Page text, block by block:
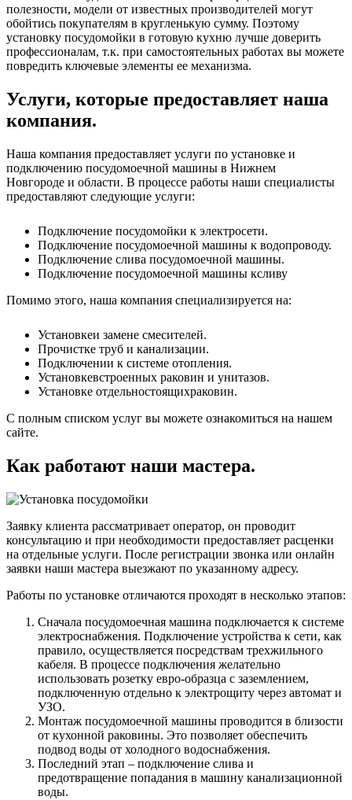
полезности, модели от известных производителей могут
обойтись покупателям в кругленькую сумму. Поэтому
установку посудомойки в готовую кухню лучше доверить
профессионалам, т.к. при самостоятельных работах вы можете
повредить ключевые элементы ее механизма.
Услуги, которые предоставляет наша
компания.
Наша компания предоставляет услуги по установке и
подключению посудомоечной машины в Нижнем
Новгороде и области. В процессе работы наши специалисты
предоставляют следующие услуги:
Подключение посудомойки к электросети.
Подключение посудомоечной машины к водопроводу.
Подключение слива посудомоечной машины.
Подключение посудомоечной машины ксливу
Помимо этого, наша компания специализируется на:
Установкеи замене смесителей.
Прочистке труб и канализации.
Подключении к системе отопления.
Установкевстроенных раковин и унитазов.
Установке отдельностоящихраковин.
С полным списком услуг вы можете ознакомиться на нашем
сайте.
Как работают наши мастера.
Заявку клиента рассматривает оператор, он проводит
консультацию и при необходимости предоставляет расценки
на отдельные услуги. После регистрации звонка или онлайн
заявки наши мастера выезжают по указанному адресу.
Работы по установке отличаются проходят в несколько этапов:
Сначала посудомоечная машина подключается к системе
электроснабжения. Подключение устройства к сети, как
правило, осуществляется посредствам трехжильного
кабеля. В процессе подключения желательно
использовать розетку евро-образца с заземлением,
подключенную отдельно к электрощиту через автомат и
УЗО.
Монтаж посудомоечной машины проводится в близости
от кухонной раковины. Это позволяет обеспечить
подвод воды от холодного водоснабжения.
Последний этап – подключение слива и
предотвращение попадания в машину канализационной
воды.